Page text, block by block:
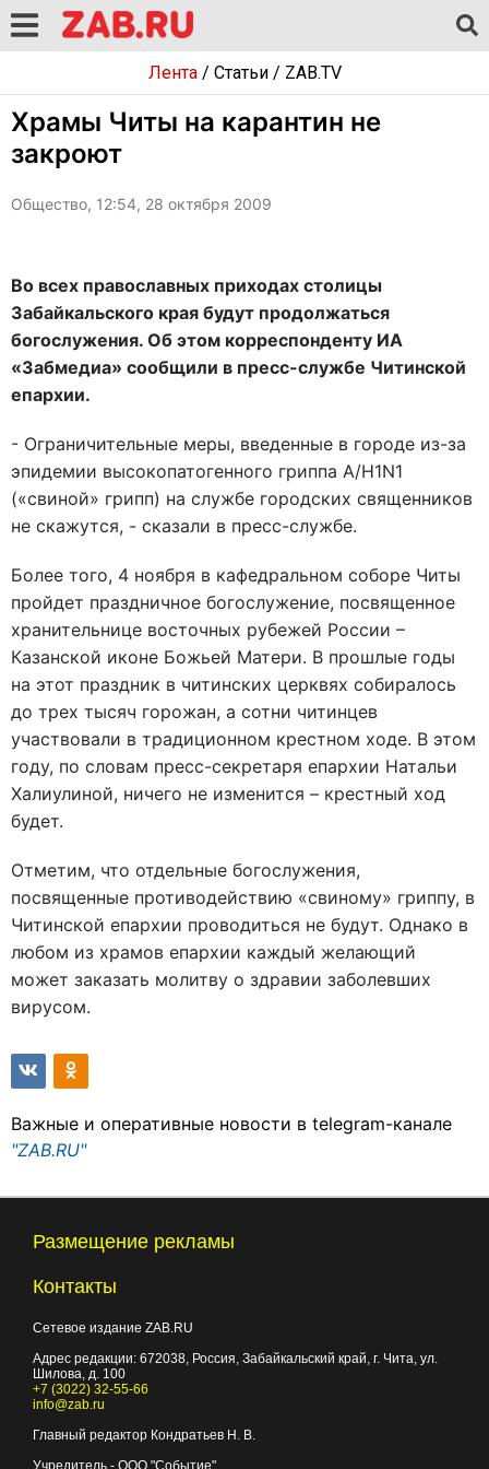
Лента/ Статьи/ ZAB.TV
Храмы Читы на карантин не
закроют
Общество, 12:54, 28 октября 2009
Во всех православных приходах столицы
Забайкальского края будут продолжаться
богослужения. Об этом корреспонденту ИА
«Забмедиа» сообщили в пресс-службе Читинской
епархии.
- Ограничительные меры, введенные в городе из-за
эпидемии высокопатогенного гриппа A/H1N1
(«свиной» грипп) на службе городских священников
не скажутся, - сказали в пресс-службе.
Более того, 4 ноября в кафедральном соборе Читы
пройдет праздничное богослужение, посвященное
хранительнице восточных рубежей России –
Казанской иконе Божьей Матери. В прошлые годы
на этот праздник в читинских церквях собиралось
до трех тысяч горожан, а сотни читинцев
участвовали в традиционном крестном ходе. В этом
году, по словам пресс-секретаря епархии Натальи
Халиулиной, ничего не изменится – крестный ход
будет.
Отметим, что отдельные богослужения,
посвященные противодействию «свиному» гриппу, в
Читинской епархии проводиться не будут. Однако в
любом из храмов епархии каждый желающий
может заказать молитву о здравии заболевших
вирусом.
Важные и оперативные новости в telegram-канале
"ZAB.RU"
Размещение рекламы
Контакты
Сетевое издание ZAB.RU
Адрес редакции: 672038, Россия, Забайкальский край, г. Чита, ул.
Шилова, д. 100
+7 (3022) 32-55-66
info@zab.ru
Главный редактор Кондратьев Н. В.
Учредитель - ООО "Событие"